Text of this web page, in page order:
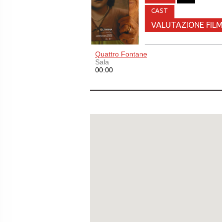
CAST
VALUTAZIONE
Quattro Fontane
Sala
00:00